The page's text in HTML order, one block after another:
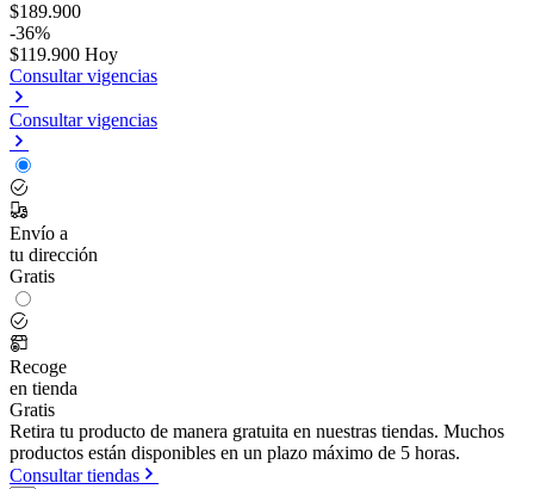
$189.900
-36%
$119.900 Hoy
Consultar vigencias
Consultar vigencias
Envío a
tu dirección
Gratis
Recoge
en tienda
Gratis
Retira tu producto de manera gratuita en nuestras tiendas. Muchos
productos están disponibles en un plazo máximo de 5 horas.
Consultar tiendas